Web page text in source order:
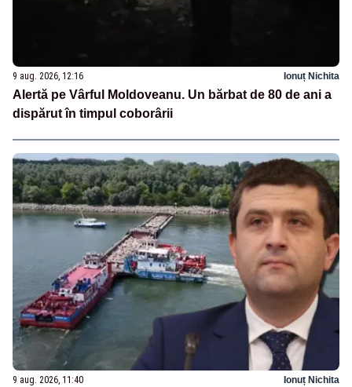
9 aug. 2026, 12:16 Ionuț Nichita
Alertă pe Vârful Moldoveanu. Un bărbat de 80 de ani a
dispărut în timpul coborârii
9 aug. 2026, 11:40 Ionuț Nichita